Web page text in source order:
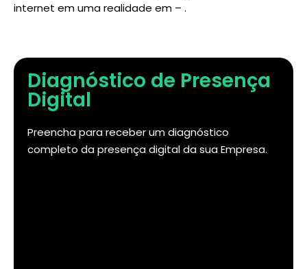
internet em uma realidade em – .
Diagnóstico de Presença
Digital
Preencha para receber um diagnóstico
completo da presença digital da sua Empresa.